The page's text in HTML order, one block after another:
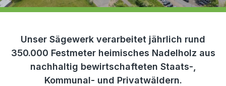
KONTAKT
Unser Sägewerk verarbeitet jährlich rund
350.000 Festmeter heimisches Nadelholz aus
nachhaltig bewirtschafteten Staats-,
Kommunal- und Privatwäldern.